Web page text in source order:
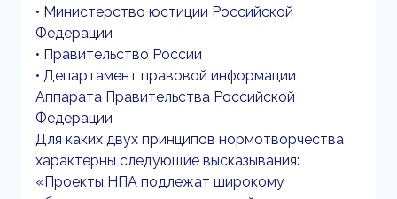
• Министерство юстиции Российской
Федерации
• Правительство России
• Департамент правовой информации
Аппарата Правительства Российской
Федерации
Для каких двух принципов нормотворчества
характерны следующие высказывания:
«Проекты НПА подлежат широкому